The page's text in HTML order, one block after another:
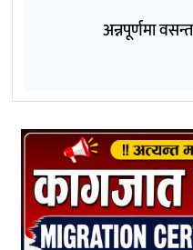
अन्नपूर्णमा